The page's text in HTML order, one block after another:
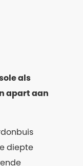
als
apart aan
diepte